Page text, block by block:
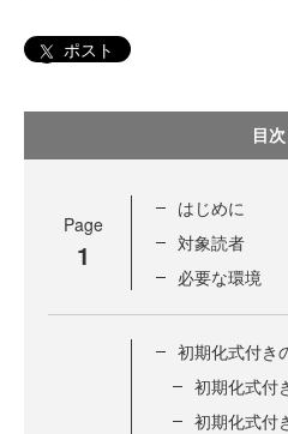
ポスト
目次
Page
1
はじめに
対象読者
必要な環境
初期化式付き
初期化式付
初期化式付